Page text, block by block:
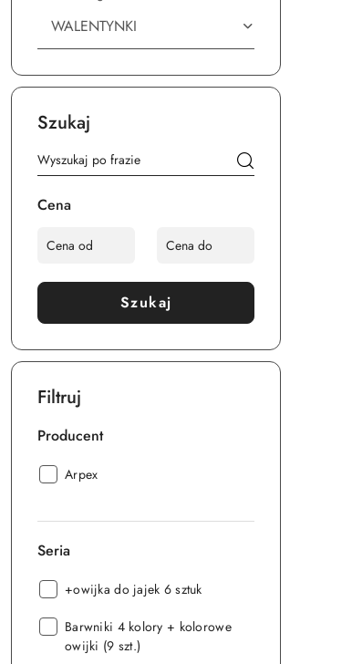
WALENTYNKI
Szukaj
Cena
Szukaj
Filtruj
Producent
Producent:
Arpex
Seria
Seria:
+owijka do jajek 6 sztuk
Seria:
Barwniki 4 kolory + kolorowe
owijki (9 szt.)